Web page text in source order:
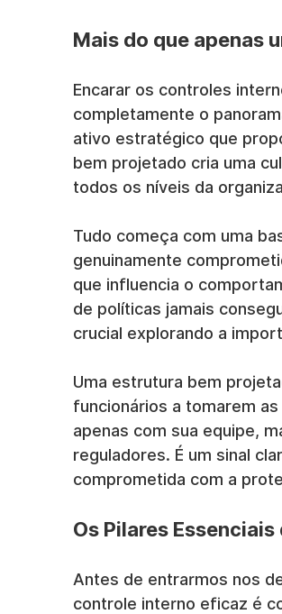
Mais do que apenas
Encarar os controles
completamente o
ativo estratégico que
bem projetado cria uma
todos os níveis da
Tudo começa com uma
genuinamente
que influencia o
de políticas jamais
crucial explorando a
Uma estrutura bem
funcionários a tomarem
apenas com sua equipe,
reguladores. É um sinal
comprometida com a
Os Pilares
Antes de entrarmos nos
controle interno eficaz é